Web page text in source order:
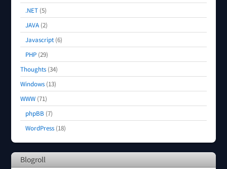
.NET (5)
JAVA (2)
Javascript (6)
PHP (29)
Thoughts (34)
Windows (13)
WWW (71)
phpBB (7)
WordPress (18)
Blogroll